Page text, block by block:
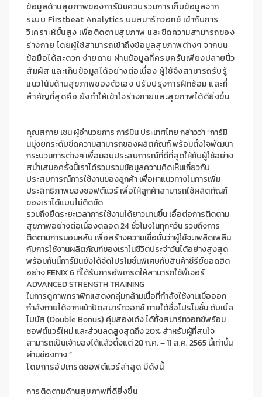
ข้อมูลด้านสุขภาพของการ์มินควบรวมการเก็บข้อมูลจาก
ระบบ Firstbeat Analytics บนสมาร์ทวอทช์ เข้ากับการ
วิเคราะห์ขั้นสูง เพื่อติดตามสุขภาพ และขีดความสามารถของ
ร่างกาย โดยผู้ใช้สามารถเข้าถึงข้อมูลสุขภาพต่างๆ จากบน
ข้อมือได้สะดวกง่ายดาย ผ่านข้อมูลที่ครบครันเพียงปลายนิ้ว
สัมผัส และเก็บข้อมูลได้อย่างต่อเนื่อง ผู้ใช้จึงสามารถรับรู้
แนวโน้มด้านสุขภาพของตัวเอง ปรับปรุงการฝึกซ้อม และที่
สำคัญที่สุดคือ ยังทำให้เข้าใจร่างกายและสุขภาพได้ดียิ่งขึ้น
คุณสกาย เชน ผู้อำนวยการ การ์มิน ประเทศไทยกล่าวว่า“การ์มิ
นมุ่งยกระดับขีดความสามารถของผลิตภัณฑ์ พร้อมตั้งใจพัฒนา
กระบวนการต่างๆ เพื่อมอบประสบการณ์ที่ดีที่สุดให้กับผู้ใช้อย่าง
สม่ำเสมอครั้งนี้เราได้รวบรวมข้อมูลความคิดเห็นเกี่ยวกับ
ประสบการณ์การใช้งานของลูกค้าเพื่อหาแนวทางในการเพิ่ม
ประสิทธิภาพของซอฟต์แวร์เพื่อให้ลูกค้าสามารถใช้ผลิตภัณฑ์
ของเราได้แบบไม่ติดขัด
รวมถึงยืดระยะเวลาการใช้งานได้ยาวนานขึ้นเอื้อต่อการติดตาม
สุขภาพอย่างต่อเนื่องตลอด24ชั่วโมงในทุกๆวัน รวมถึงการ
ติดตามการนอนหลับ เพื่อสร้างความเชื่อมั่นว่าผู้ใช้จะเพลิดเพลิน
กับการใช้งานผลิตภัณฑ์ของเราในชีวิตประจำวันได้อย่างสูงสุด
พร้อมกันนี้การ์มินยังได้จัดโปรโมชั่นพิเศษกับสินค้าซีรีย์ยอดฮิต
อย่างFENIX6ที่ได้รับการอัพเกรดให้สามารถใช้ฟีเจอร์
ADVANCED STRENGTH TRAINING
ในการดูภาพกราฟิกแสดงกลุ่มกล้ามเนื้อที่กำลังใช้งานเมื่อออก
กำลังกายได้จากหน้าปัดสมาร์ทวอทช์ภายใต้ชื่อโปรโมชั่น ดับเบิ้ล
โบนัส(DoubleBonus) คุ้มสองเด้ง ได้ทั้งสมาร์ทวอทช์พร้อม
ซอฟต์แวร์ใหม่และส่วนลดสูงสุดถึง 20%สำหรับผู้ที่สนใจ
สามารถเป็นเจ้าของได้แล้วตั้งแต่ 28 ก.ค. – 11 ส.ค. 2565 นี้เท่านั้น
ผ่านช่องทาง”
โดยการอัปเกรดซอฟต์แวร์ล่าสุด มีดังนี้
การติดตามด้านสุขภาพที่ดียิ่งขึ้น